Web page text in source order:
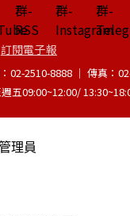
訂閱電子報
02-2510-8888 │ 傳真：
五09:00~12:00/
理員